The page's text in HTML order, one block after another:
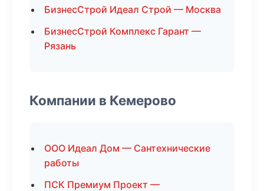
БизнесСтрой Идеал Строй — Москва
БизнесСтрой Комплекс Гарант —
Рязань
Компании в Кемерово
ООО Идеал Дом — Сантехнические
работы
ПСК Премиум Проект —